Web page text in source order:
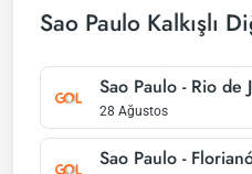
Sao Paulo Kalkışlı
Sao Paulo - Rio de
28 Ağustos
Sao Paulo -